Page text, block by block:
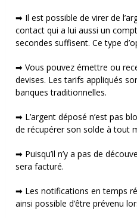
➡ Il est possible de virer de
contact qui a lui aussi un
secondes suffisent. Ce type
➡ Vous pouvez émettre ou
devises. Les tarifs appliqués
banques traditionnelles.
➡ L’argent déposé n’est pas
de récupérer son solde à tout
➡ Puisqu’il n’y a pas de
sera facturé.
➡ Les notifications en temps
ainsi possible d’être prévenu